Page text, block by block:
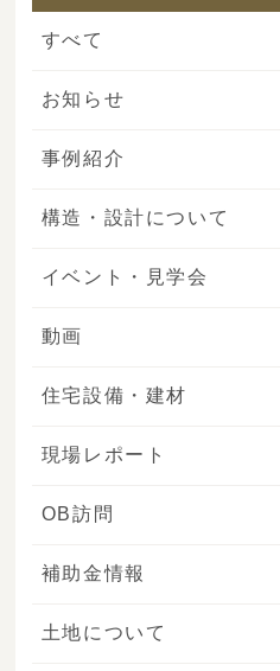
すべて
お知らせ
事例紹介
構造・設計について
イベント・見学会
動画
住宅設備・建材
現場レポート
OB訪問
補助金情報
土地について